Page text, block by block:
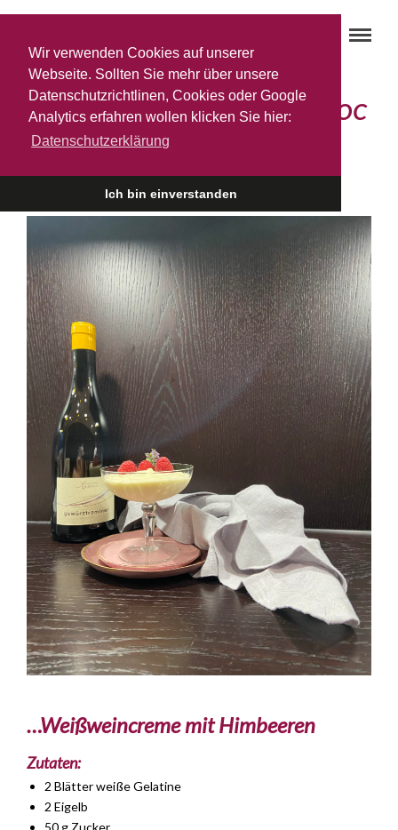
Wir verwenden Cookies auf unserer
Webseite. Sollten Sie mehr über unsere
Datenschutzrichtlinen, Cookies oder Google
Analytics erfahren wollen klicken Sie hier:
Datenschutzerklärung
Ich bin einverstanden
Du und dein ‚Gewürztraminer DOC
2021– das perfekte Duo für …
…Weißweincreme mit Himbeeren
Zutaten:
2 Blätter weiße Gelatine
2 Eigelb
50 g Zucker